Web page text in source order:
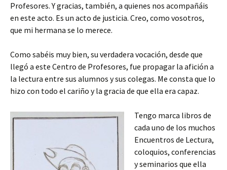
Profesores. Y gracias, también, a quienes nos acompañáis
en este acto. Es un acto de justicia. Creo, como vosotros,
que mi hermana se lo merece.
Como sabéis muy bien, su verdadera vocación, desde que
llegó a este Centro de Profesores, fue propagar la afición a
la lectura entre sus alumnos y sus colegas. Me consta que lo
hizo con todo el cariño y la gracia de que ella era capaz.
Tengo marca libros de
cada uno de los muchos
Encuentros de Lectura,
coloquios, conferencias
y seminarios que ella